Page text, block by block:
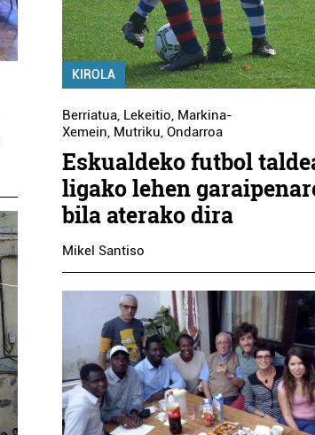
KIROLA
Berriatua, Lekeitio, Markina-
Xemein, Mutriku,Ondarroa
Eskualdeko futbol
ligako lehen
bila aterako dira
Mikel Santiso